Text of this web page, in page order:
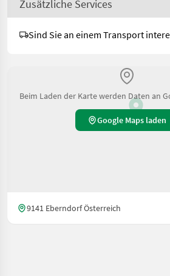
Zusätzliche Services
Sind Sie an einem Transport
Beim Laden der Karte werden Daten an
Google Maps laden
9141 Eberndorf Österreich